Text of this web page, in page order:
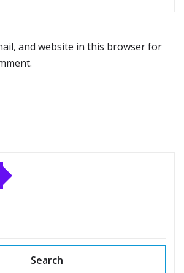
and website in this browser for
Search